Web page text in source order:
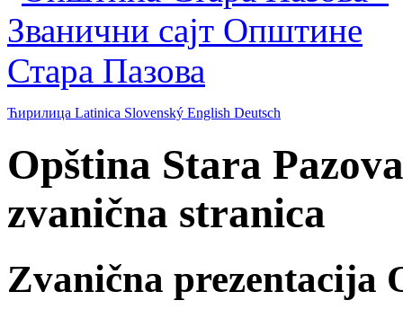
Ћирилица Latinica Slovenský English Deutsch
Opština Stara
zvanična stranica
Zvanična prezentacija